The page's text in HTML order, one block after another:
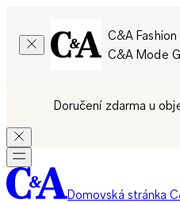
C&A
C&A Mode
Doručení zdarma u
Domovská stránka